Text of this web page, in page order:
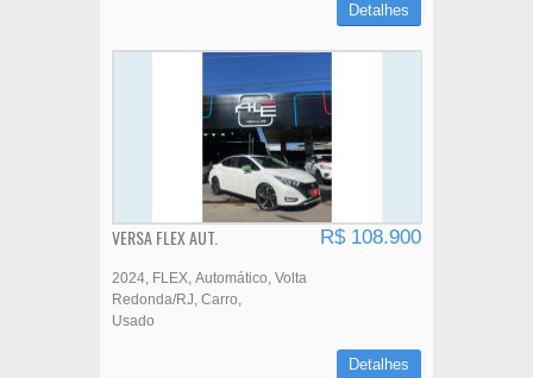
Detalhes
VERSA FLEX AUT. R$ 108.900
2024 FLEX Automático Volta
Redonda/RJ Carro
Usado
Detalhes